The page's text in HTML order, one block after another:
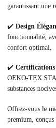
garantissant une
✔️ Design
fonctionnalité,
confort optimal.
✔️ Certifications
OEKO-TEX
substances
Offrez-vous le
premium, conçus